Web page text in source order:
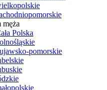
męża
Polska
pomorskie